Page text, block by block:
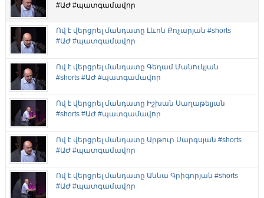
#ԱԺ #պատգամավոր
Ով է վերցրել մանդատը Լևոն Քոչարյան #shorts
#ԱԺ #պատգամավոր
Ով է վերցրել մանդատը Գեղամ Մանուկյան
#shorts #ԱԺ #պատգամավոր
Ով է վերցրել մանդատը Իշխան Սաղաթելյան
#shorts #ԱԺ #պատգամավոր
Ով է վերցրել մանդատը Արթուր Սարգսյան #shorts
#ԱԺ #պատգամավոր
Ով է վերցրել մանդատը Աննա Գրիգորյան #shorts
#ԱԺ #պատգամավոր